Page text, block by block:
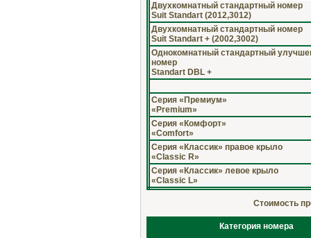
Двухкомнатный стандартный номер
Suit Standart (2012,3012)
Двухкомнатный стандартный номер
Suit Standart + (2002,3002)
Однокомнатный стандартный
номер
Standart DBL +
Серия «Премиум»
«Premium»
Серия «Комфорт»
«Comfort»
Серия «Классик» правое крыло
«Classic R»
Серия «Классик» левое крыло
«Classic L»
Стоимость
Категория номера